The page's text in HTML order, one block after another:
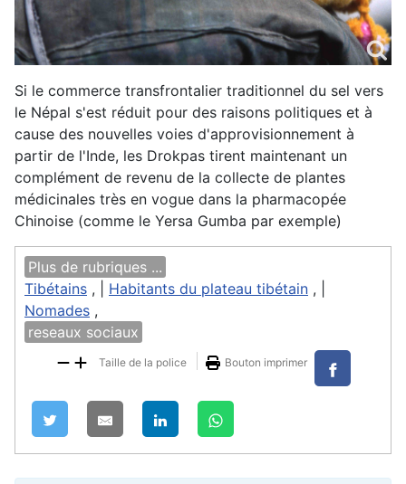
Si le commerce transfrontalier traditionnel du sel vers
le Népal s'est réduit pour des raisons politiques et à
cause des nouvelles voies d'approvisionnement à
partir de l'Inde, les Drokpas tirent maintenant un
complément de revenu de la collecte de plantes
médicinales très en vogue dans la pharmacopée
Chinoise (comme le Yersa Gumba par exemple)
Plus de rubriques ...
Tibétains , | Habitants du plateau tibétain , |
Nomades ,
reseaux sociaux
Taille de la police Bouton imprimer